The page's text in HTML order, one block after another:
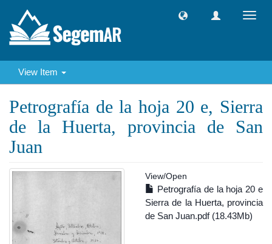
View Item
Petrografía de la hoja 20 e, Sierra
de la Huerta, provincia de San
Juan
View/Open
Petrografía de la hoja 20 e
Sierra de la Huerta, provincia
de San Juan.pdf (18.43Mb)